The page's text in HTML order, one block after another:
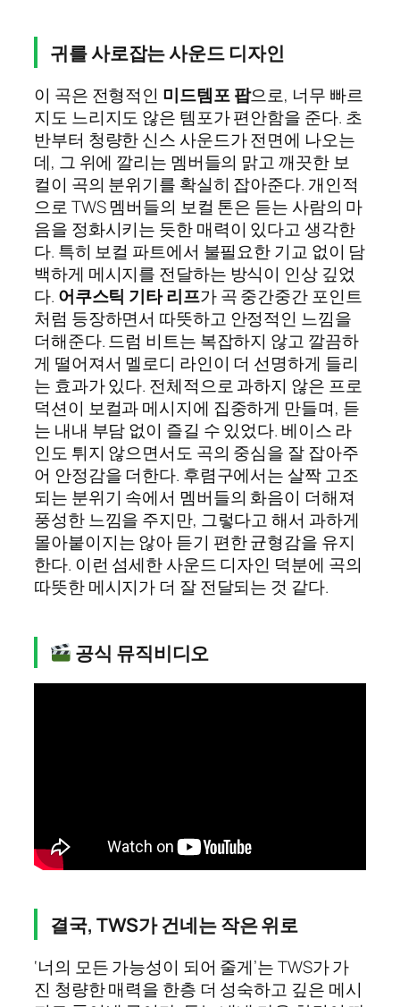
귀를 사로잡는 사운드 디자인
이 곡은 전형적인 미드템포 팝으로, 너무 빠르
지도 느리지도 않은 템포가 편안함을 준다. 초
반부터 청량한 신스 사운드가 전면에 나오는
데, 그 위에 깔리는 멤버들의 맑고 깨끗한 보
컬이 곡의 분위기를 확실히 잡아준다. 개인적
으로 TWS 멤버들의 보컬 톤은 듣는 사람의 마
음을 정화시키는 듯한 매력이 있다고 생각한
다. 특히 보컬 파트에서 불필요한 기교 없이 담
백하게 메시지를 전달하는 방식이 인상 깊었
다. 어쿠스틱 기타 리프가 곡 중간중간 포인트
처럼 등장하면서 따뜻하고 안정적인 느낌을
더해준다. 드럼 비트는 복잡하지 않고 깔끔하
게 떨어져서 멜로디 라인이 더 선명하게 들리
는 효과가 있다. 전체적으로 과하지 않은 프로
덕션이 보컬과 메시지에 집중하게 만들며, 듣
는 내내 부담 없이 즐길 수 있었다. 베이스 라
인도 튀지 않으면서도 곡의 중심을 잘 잡아주
어 안정감을 더한다. 후렴구에서는 살짝 고조
되는 분위기 속에서 멤버들의 화음이 더해져
풍성한 느낌을 주지만, 그렇다고 해서 과하게
몰아붙이지는 않아 듣기 편한 균형감을 유지
한다. 이런 섬세한 사운드 디자인 덕분에 곡의
따뜻한 메시지가 더 잘 전달되는 것 같다.
공식 뮤직비디오
결국, TWS가 건네는 작은 위로
‘너의 모든 가능성이 되어 줄게’는 TWS가 가
진 청량한 매력을 한층 더 성숙하고 깊은 메시